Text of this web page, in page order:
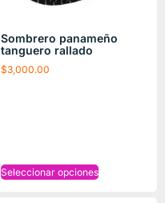
Sombrero panameño
tanguero rallado
$3,000.00
Seleccionar opciones